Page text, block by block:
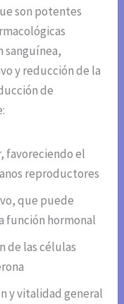
son potentes
sanguínea,
y reducción de la
de
favoreciendo el
reproductores
que puede
función hormonal
de las células
y vitalidad general